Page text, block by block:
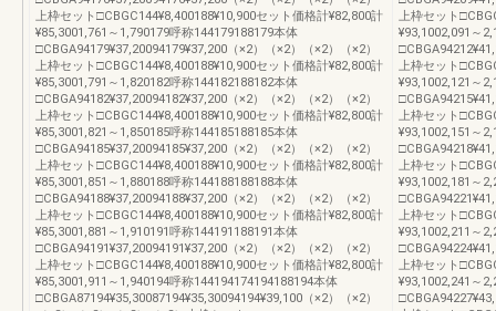
上枠セット□CBGC144¥8,400188¥10,900セット価格計¥82,800計
¥85,3001,761～1,790179呼称144179188179本体
□CBGA94179¥37,20094179¥37,200（×2）（×2）（×2）（×2）
上枠セット□CBGC144¥8,400188¥10,900セット価格計¥82,800計
¥85,3001,791～1,820182呼称144182188182本体
□CBGA94182¥37,20094182¥37,200（×2）（×2）（×2）（×2）
上枠セット□CBGC144¥8,400188¥10,900セット価格計¥82,800計
¥85,3001,821～1,850185呼称144185188185本体
□CBGA94185¥37,20094185¥37,200（×2）（×2）（×2）（×2）
上枠セット□CBGC144¥8,400188¥10,900セット価格計¥82,800計
¥85,3001,851～1,880188呼称144188188188本体
□CBGA94188¥37,20094188¥37,200（×2）（×2）（×2）（×2）
上枠セット□CBGC144¥8,400188¥10,900セット価格計¥82,800計
¥85,3001,881～1,910191呼称144191188191本体
□CBGA94191¥37,20094191¥37,200（×2）（×2）（×2）（×2）
上枠セット□CBGC144¥8,400188¥10,900セット価格計¥82,800計
¥85,3001,911～1,940194呼称144194174194188194本体
□CBGA87194¥35,30087194¥35,30094194¥39,100（×2）（×2）
上枠セット
¥93,1002,091～
上枠セット
¥93,1002,121～
上枠セット
¥93,1002,151～
上枠セット
¥93,1002,181～
上枠セット
¥93,1002,211～
上枠セット
¥93,1002,241～